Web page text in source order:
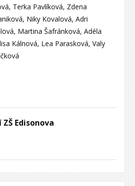
Terka Pavlíková, Zdena
Niky Kovalová, Adri
Martina Šafránková, Adéla
Kálnová, Lea Parasková, Valy
Edisonova